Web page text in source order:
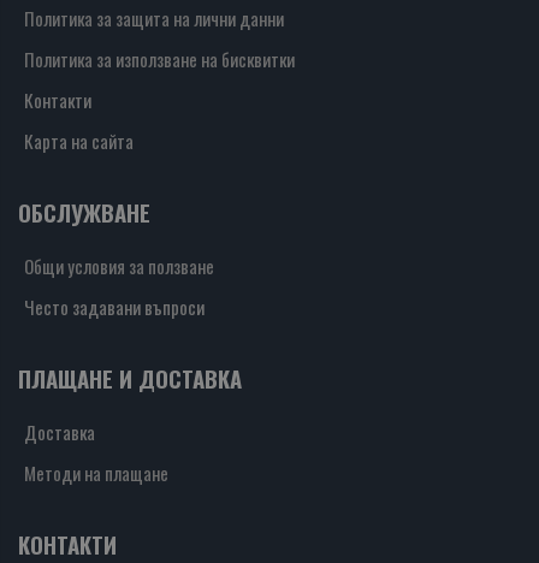
Политика за защита на лични данни
Политика за използване на бисквитки
Контакти
Карта на сайта
ОБСЛУЖВАНЕ
Общи условия за ползване
Често задавани въпроси
ПЛАЩАНЕ И ДОСТАВКА
Доставка
Методи на плащане
КОНТАКТИ